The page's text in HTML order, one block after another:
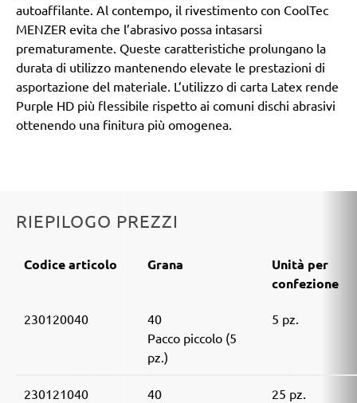
autoaffilante. Al contempo, il rivestimento con CoolTec
MENZER evita che l’abrasivo possa intasarsi
prematuramente. Queste caratteristiche prolungano la
durata di utilizzo mantenendo elevate le prestazioni di
asportazione del materiale. L’utilizzo di carta Latex rende
Purple HD più flessibile rispetto ai comuni dischi abrasivi
ottenendo una finitura più omogenea.
RIEPILOGO PREZZI
Codice articolo Grana
Unità per
confezione
230120040
40
Pacco piccolo (5
pz.)
5 pz.
230121040
40
25 pz.